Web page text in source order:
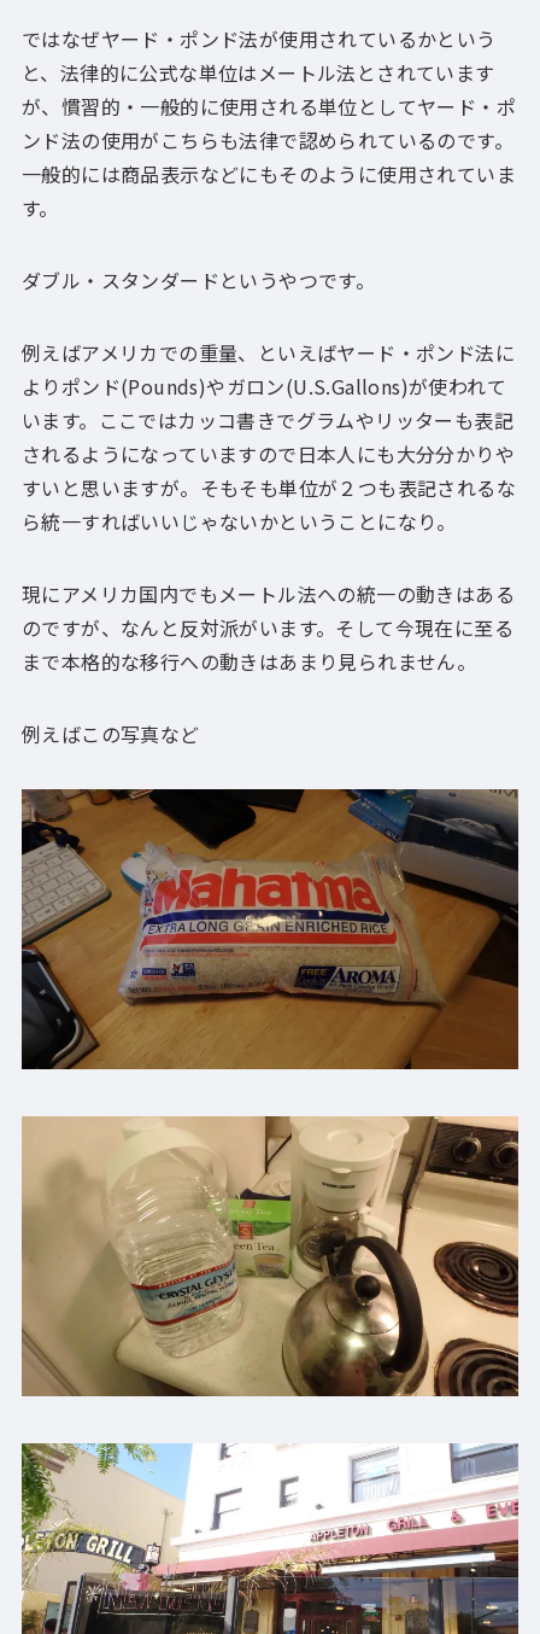
ではなぜヤード・ポンド法が使用されているかという
と、法律的に公式な単位はメートル法とされています
が、慣習的・一般的に使用される単位としてヤード・ポ
ンド法の使用がこちらも法律で認められているのです。
一般的には商品表示などにもそのように使用されていま
す。
ダブル・スタンダードというやつです。
例えばアメリカでの重量、といえばヤード・ポンド法に
よりポンド(Pounds)やガロン(U.S.Gallons)が使われて
います。ここではカッコ書きでグラムやリッターも表記
されるようになっていますので日本人にも大分分かりや
すいと思いますが。そもそも単位が２つも表記されるな
ら統一すればいいじゃないかということになり。
現にアメリカ国内でもメートル法への統一の動きはある
のですが、なんと反対派がいます。そして今現在に至る
まで本格的な移行への動きはあまり見られません。
例えばこの写真など